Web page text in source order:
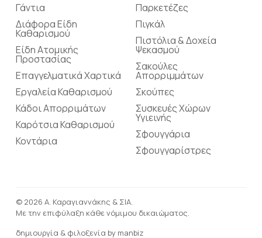
Γάντια
Διάφορα Είδη
Καθαρισμού
Είδη Ατομικής
Προστασίας
Επαγγελματικά Χαρτικά
Εργαλεία Καθαρισμού
Κάδοι Απορριμάτων
Καρότσια Καθαρισμού
Κοντάρια
Παρκετέζες
Πιγκάλ
Πιστόλια & Δοχεία
Ψεκασμού
Σακούλες
Απορριμμάτων
Σκούπες
Συσκευές Χώρων
Υγιεινής
Σφουγγάρια
Σφουγγαρίστρες
© 2026 Α. Καραγιαννάκης & ΣΙΑ.
Με την επιφύλαξη κάθε νόμιμου δικαιώματος.
δημιουργία & φιλοξενία by manbiz